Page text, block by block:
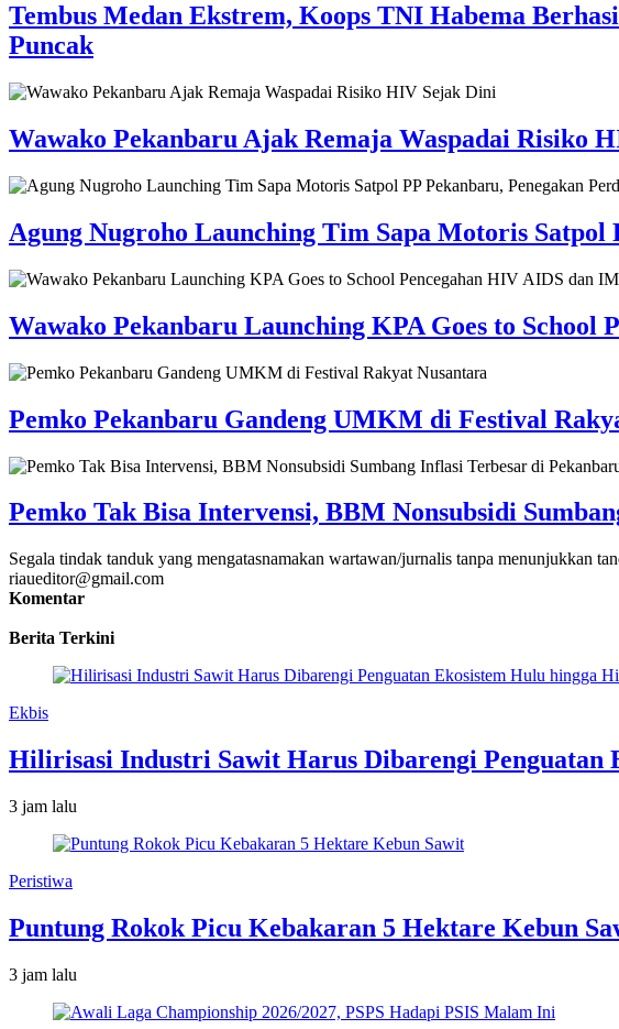
Tembus Medan Ekstrem, Koops TNI Habema
Puncak
Wawako Pekanbaru Ajak Remaja Waspadai Risiko
Agung Nugroho Launching Tim Sapa Motoris Satpol
Wawako Pekanbaru ‎Launching KPA Goes to School
Pemko Pekanbaru Gandeng UMKM di Festival
Pemko Tak Bisa Intervensi, BBM Nonsubsidi
Segala tindak tanduk yang mengatasnamakan wartawan/jurnalis tanpa menunjukkan
riaueditor@gmail.com
Komentar
Berita Terkini
Ekbis
Hilirisasi Industri Sawit Harus Dibarengi Penguatan
3 jam lalu
Peristiwa
Puntung Rokok Picu Kebakaran 5 Hektare Kebun
3 jam lalu